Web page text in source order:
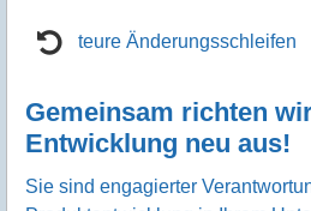
teure Änderungsschleifen
Gemeinsam richten
Entwicklung neu aus!
Sie sind engagierter